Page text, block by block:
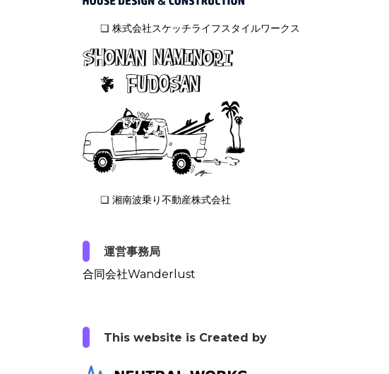
❏ 株式会社スケッチライフスタイルワークス
❏ 湘南波乗り不動産株式会社
運営事務局
合同会社Wanderlust
This website is Created by